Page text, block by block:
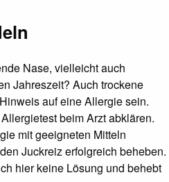
Nase, vielleicht auch
Jahreszeit? Auch trockene
auf eine Allergie sein.
beim Arzt abklären.
mit geeigneten Mitteln
Juckreiz erfolgreich beheben.
hier keine Lösung und behebt